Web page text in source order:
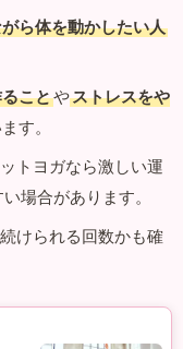
ら体を動かしたい人
ことやストレスをや
す。
トヨガなら激しい運
場合があります。
けられる回数かも確